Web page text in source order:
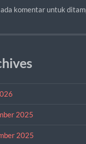
komentar untuk
2025
2025